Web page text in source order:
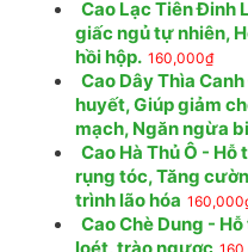
Cao Lạc Tiên Đinh
giấc ngủ tự nhiên,
hồi hộp. 160,000₫
Cao Dây Thìa
huyết, Giúp giảm
mạch, Ngăn ngừa
Cao Hà Thủ Ô -
rụng tóc, Tăng
trình lão hóa 160,000
Cao Chè Dung -